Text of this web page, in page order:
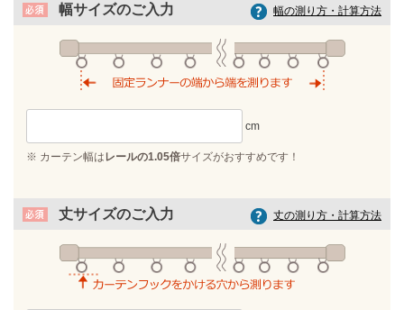
幅サイズのご入力 幅の測り方・計算方法
※ カーテン幅は レールの1.05倍サイズがおすすめです！
丈サイズのご入力 丈の測り方・計算方法